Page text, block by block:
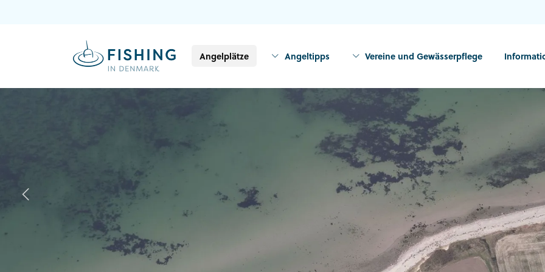
Angelplätze Angeltipps Vereine und Gewässerpflege
Previous